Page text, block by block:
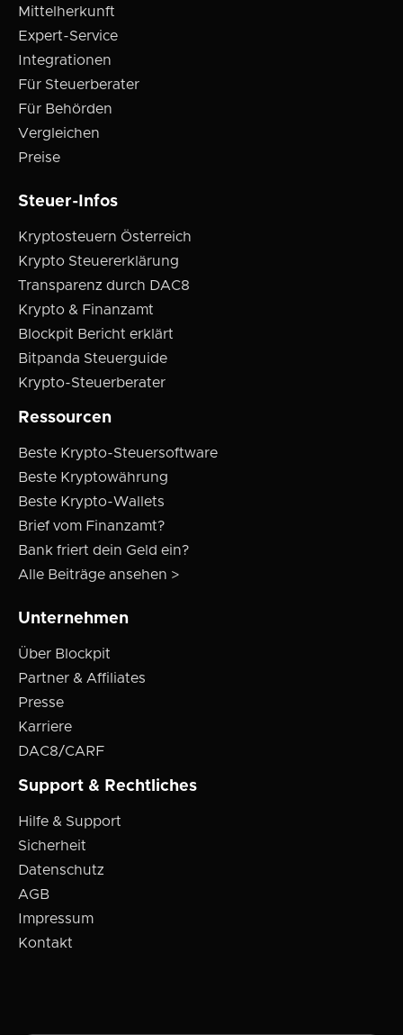
Mittelherkunft
Expert-Service
Integrationen
Für Steuerberater
Für Behörden
Vergleichen
Preise
Steuer-Infos
Kryptosteuern Österreich
Krypto Steuererklärung
Transparenz durch DAC8
Krypto & Finanzamt
Blockpit Bericht erklärt
Bitpanda Steuerguide
Krypto-Steuerberater
Ressourcen
Beste Krypto-Steuersoftware
Beste Kryptowährung
Beste Krypto-Wallets
Brief vom Finanzamt?
Bank friert dein Geld ein?
Alle Beiträge ansehen >
Unternehmen
Über Blockpit
Partner & Affiliates
Presse
Karriere
DAC8/CARF
Support & Rechtliches
Hilfe & Support
Sicherheit
Datenschutz
AGB
Impressum
Kontakt